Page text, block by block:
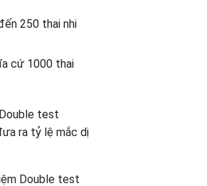
250 thai nhi
cứ 1000 thai
test
ra tỷ lệ mắc dị
Double test